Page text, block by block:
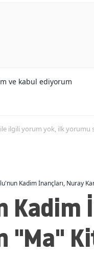
ve kabul ediyorum
ilgili yorum yok, ilk yorumu
Kadim İnançları, Nuray
Kadim